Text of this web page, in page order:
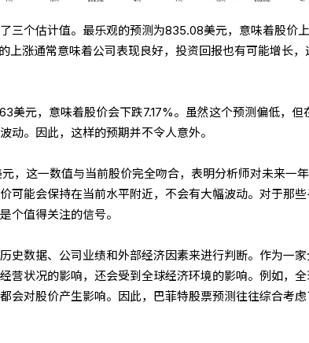
三个估计值。最乐观的预测为835.08美元，意味着股价
上涨通常意味着公司表现良好，投资回报也有可能增长，
美元，意味着股价会下跌7.17%。虽然这个预测偏低，但
动。因此，这样的预期并不令人意外。
这一数值与当前股价完全吻合，表明分析师对未来一
可能会保持在当前水平附近，不会有大幅波动。对于那
个值得关注的信号。
史数据、公司业绩和外部经济因素来进行判断。作为一
营状况的影响，还会受到全球经济环境的影响。例如，
会对股价产生影响。因此，巴菲特股票预测往往综合考